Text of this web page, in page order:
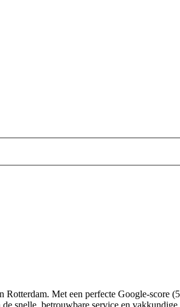
Met een perfecte Google-score
snelle, betrouwbare service en vakkundige